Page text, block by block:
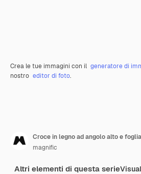
Crea le tue immagini con il generatore di
nostro editor di foto.
Croce in legno ad angolo alto e
magnific
Altri elementi di questa serie